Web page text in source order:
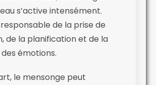
s’active intensément.
de la prise de
de la planification et de la
émotions.
le mensonge peut